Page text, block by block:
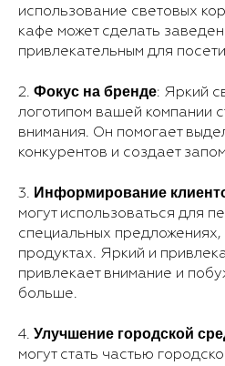
использование световых
кафе может сделать
привлекательным для
2. Фокус на бренде: Яркий
логотипом вашей компании
внимания. Он помогает
конкурентов и создает
3. Информирование
могут использоваться для
специальных предложениях,
продуктах. Яркий и
привлекает внимание и
больше.
4. Улучшение городской
могут стать частью